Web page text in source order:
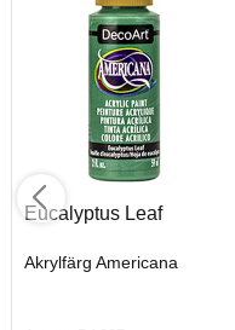
Eucalyptus Leaf
Akrylfärg Americana